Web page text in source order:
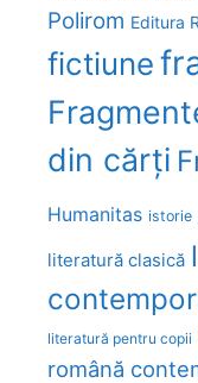
Polirom Editura
fictiune
din cărți
Humanitas istorie
literatură clasică
literatură pentru copii
română